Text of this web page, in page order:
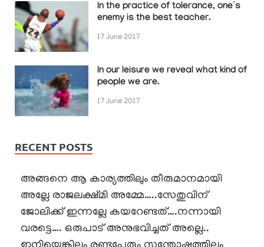
In the practice of tolerance, one’s
enemy is the best teacher.
17 June 2017
In our leisure we reveal what kind of
people we are.
17 June 2017
RECENT POSTS
അങ്ങനെ ആ കാര്യത്തിലും തീരുമാനമായി
അല്ലേ രാജലക്ഷ്മി അമ്മേ…..സേതുവിന്
ജോലിക്ക് ഇന്നല്ലേ കയറേണ്ടത്….നന്നായി
വരട്ടെ…. ഒരുപാട് അനുഭവിച്ചത് അല്ലെ..